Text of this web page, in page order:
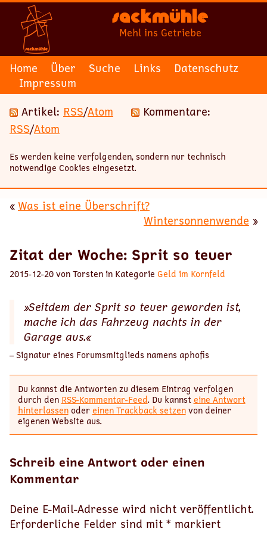
Sackmühle
Mehl ins Getriebe
Home Über Suche Links
Datenschutz
Impressum
Artikel: RSS/Atom
Kommentare:
RSS/Atom
Es werden keine verfolgenden, sondern nur technisch
notwendige Cookies eingesetzt.
«Was ist eine Überschrift?
Wintersonnenwende »
Zitat der Woche: Sprit so teuer
2015-12-20 von Torsten in Kategorie Geld im Kornfeld
»Seitdem der Sprit so teuer geworden ist,
mache ich das Fahrzeug nachts in der
Garage aus.«
– Signatur eines Forumsmitglieds namens aphofis
Du kannst die Antworten zu diesem Eintrag verfolgen
durch den RSS-Kommentar-Feed. Du kannsteine Antwort
hinterlassenodereinen Trackback setzenvon deiner
eigenen Website aus.
Schreib eine Antwort oder einen
Kommentar
Deine E-Mail-Adresse wird nicht veröffentlicht.
Erforderliche Felder sind mit * markiert